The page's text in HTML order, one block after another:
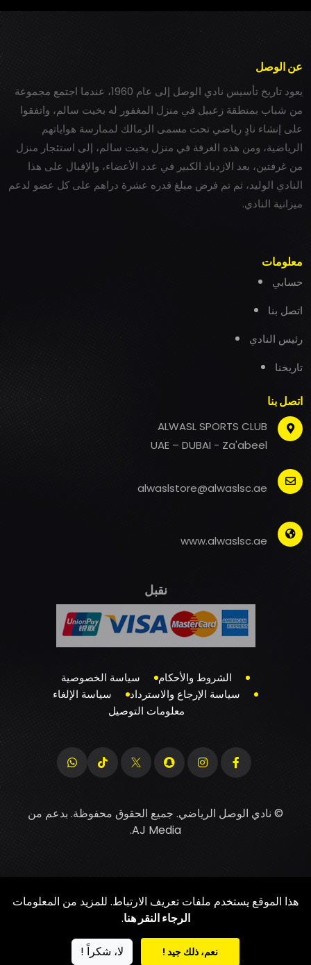
عن الوصل
يعود تاريخ تأسيس نادي الوصل إلى عام 1960، عندما اجتمع مجموعة
من شباب بمنطقة زعبيل في منزل المغفور له بخيت سالم، واتفقوا
على إنشاء نادٍ رياضي تحت مسمى الزمالك لممارسة هواياتهم
الرياضية، ومن هذه الغرفة في منزل بخيت سالم، إلى استئجار منزل
من غرفتين، بعد الازدياد الكبير في عدد الأعضاء، والإقبال على هذا
النادي الوليد، ثم تم فرض مبلغ قدره عشرة دراهم على كل عضو لدعم
ميزانية النادي.
معلومات
حسابي
اتصل بنا
رئيس النادي
تاريخنا
اتصل بنا
ALWASL SPORTS CLUB
UAE – DUBAI - Za'abeel
alwaslstore@alwaslsc.ae
www.alwaslsc.ae
نقبل
الشروط والأحكام
سياسة الخصوصية
سياسة الإرجاع والاسترداد
سياسة الإلغاء
معلومات التوصيل
© نادي الوصل الرياضي. جميع الحقوق محفوظة. بدعم من
AJ Media
.
هذا الموقع يستخدم ملفات تعريف الارتباط. للمزيد من المعلومات
الرجاء النقر هنا.
نعم، ذلك جيد ! لا، شكراً !